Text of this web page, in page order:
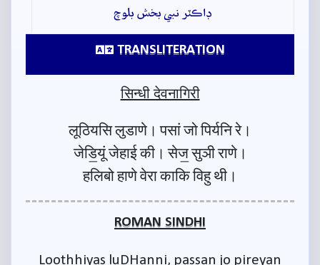
ڊاڪٽر نبي بخش بلوچ
TRANSLITERATION
सिन्धी देवनागिरी
लूठियसि लुडाणे। पसां जो पिर्यनि रे।
जेडि॒यूं जेहाई की। सेज॒ सुञी राणे।
हलिबो हाणे वेरा काकि विहु थी।
ROMAN SINDHI
Loothhiyas luDHanni, passan jo pireyan